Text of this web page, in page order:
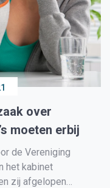
over
moeten erbij
de Vereniging
het kabinet
zij afgelopen